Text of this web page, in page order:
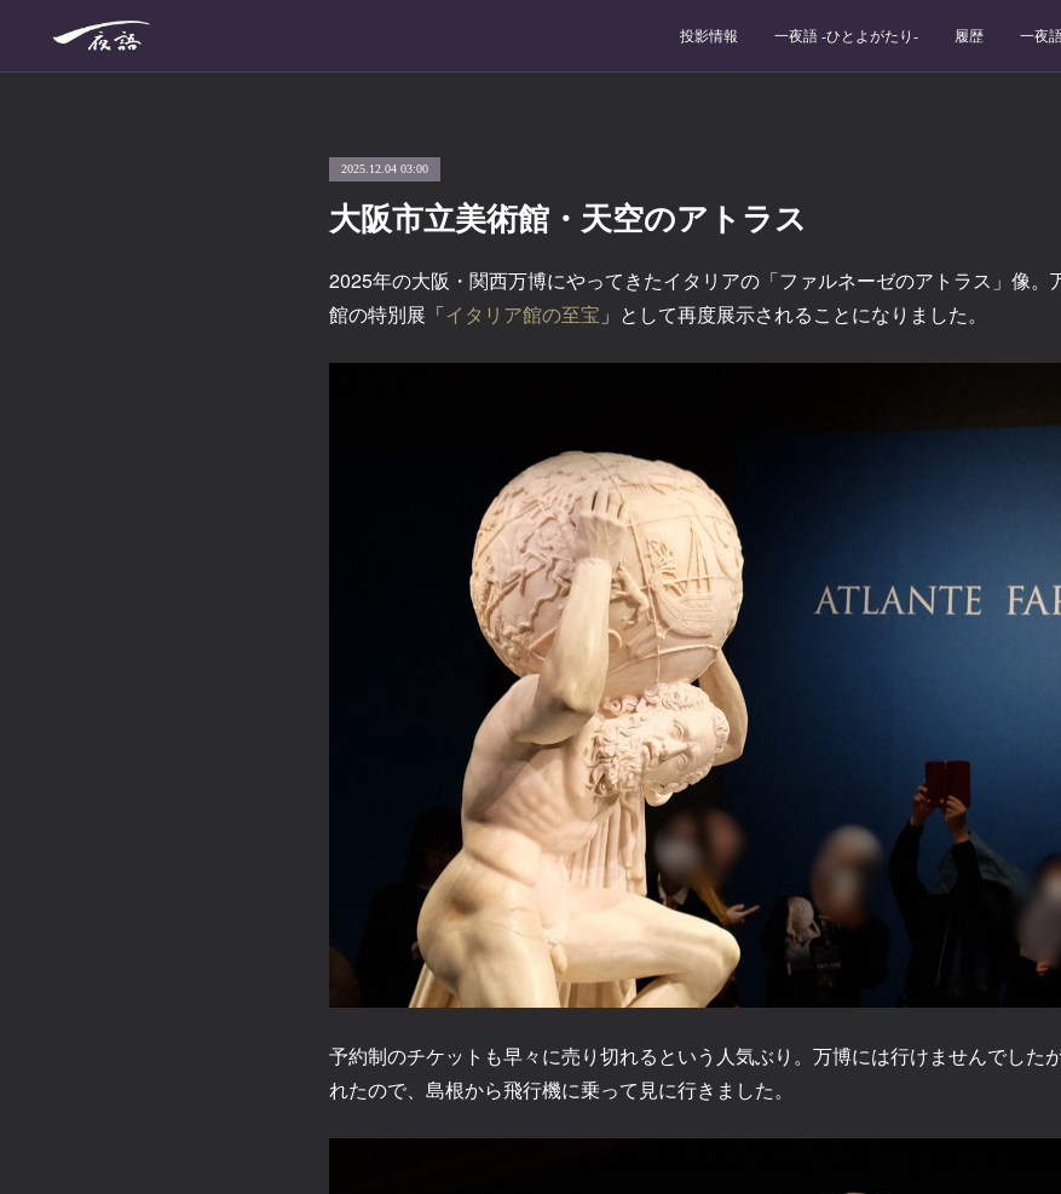
投影情報 一夜語 -ひとよがたり‐ 履歴 一夜
2025.12.04 03:00
大阪市立美術館・天空のアトラス
2025年の大阪・関西万博にやってきたイタリアの「ファルネーゼのアトラス」像。
館の特別展「イタリア館の至宝 」として再度展示されることになりました。
予約制のチケットも早々に売り切れるという人気ぶり。万博には行けませんでした
れたので、島根から飛行機に乗って見に行きました。